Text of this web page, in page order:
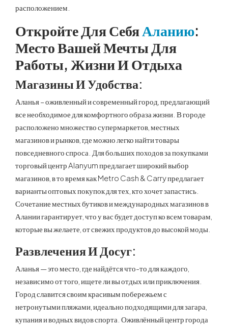
расположением.
Откройте Для Себя Аланию:
Место Вашей Мечты Для
Работы, Жизни И Отдыха
Магазины И Удобства:
Аланья – оживленный и современный город, предлагающий
все необходимое для комфортного образа жизни. В городе
расположено множество супермаркетов, местных
магазинов и рынков, где можно легко найти товары
повседневного спроса. Для больших походов за покупками
торговый центр Alanyum предлагает широкий выбор
магазинов, в то время как Metro Cash & Carry предлагает
варианты оптовых покупок для тех, кто хочет запастись.
Сочетание местных бутиков и международных магазинов в
Алании гарантирует, что у вас будет доступ ко всем товарам,
которые вы желаете, от свежих продуктов до высокой моды.
Развлечения И Досуг:
Аланья — это место, где найдётся что-то для каждого,
независимо от того, ищете ли вы отдых или приключения.
Город славится своим красивым побережьем с
нетронутыми пляжами, идеально подходящими для загара,
купания и водных видов спорта. Оживлённый центр города